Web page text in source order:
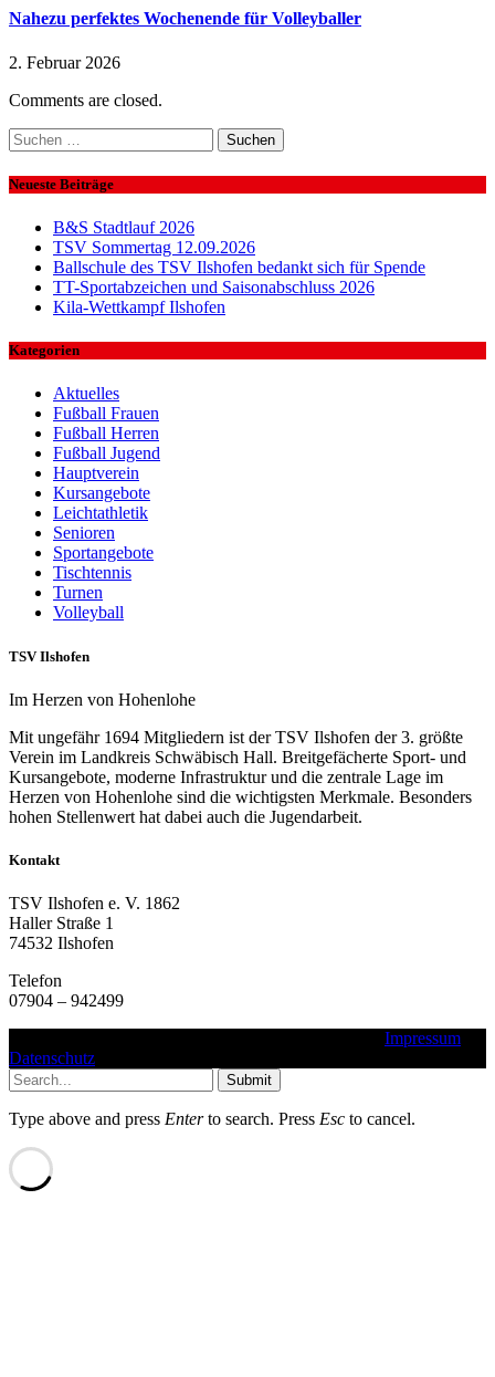
Nahezu perfektes Wochenende für Volleyballer
2. Februar 2026
Comments are closed.
Suchen
nach:
Neueste Beiträge
B&S Stadtlauf 2026
TSV Sommertag 12.09.2026
Ballschule des TSV Ilshofen bedankt sich für Spende
TT-Sportabzeichen und Saisonabschluss 2026
Kila-Wettkampf Ilshofen
Kategorien
Aktuelles
Fußball Frauen
Fußball Herren
Fußball Jugend
Hauptverein
Kursangebote
Leichtathletik
Senioren
Sportangebote
Tischtennis
Turnen
Volleyball
TSV Ilshofen
Im Herzen von Hohenlohe
Mit ungefähr 1694 Mitgliedern ist der TSV Ilshofen der 3. größte
Verein im Landkreis Schwäbisch Hall. Breitgefächerte Sport- und
Kursangebote, moderne Infrastruktur und die zentrale Lage im
Herzen von Hohenlohe sind die wichtigsten Merkmale. Besonders
hohen Stellenwert hat dabei auch die Jugendarbeit.
Kontakt
TSV Ilshofen e. V. 1862
Haller Straße 1
74532 Ilshofen
Telefon
07904 – 942499
Impressum
Datenschutz
Submit
Type above and press Enterto search. Press Esc to cancel.